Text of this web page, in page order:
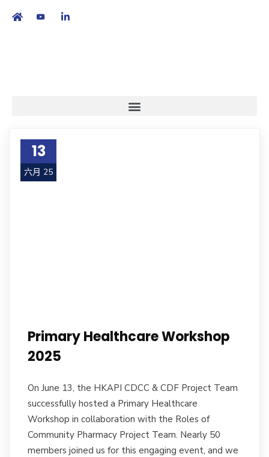
13
六月 25
Primary Healthcare Workshop
2025
On June 13, the HKAPI CDCC & CDF Project Team
successfully hosted a Primary Healthcare
Workshop in collaboration with the Roles of
Community Pharmacy Project Team. Nearly 50
members joined us for this engaging event, and we